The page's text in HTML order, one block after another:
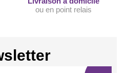
ou en point relais